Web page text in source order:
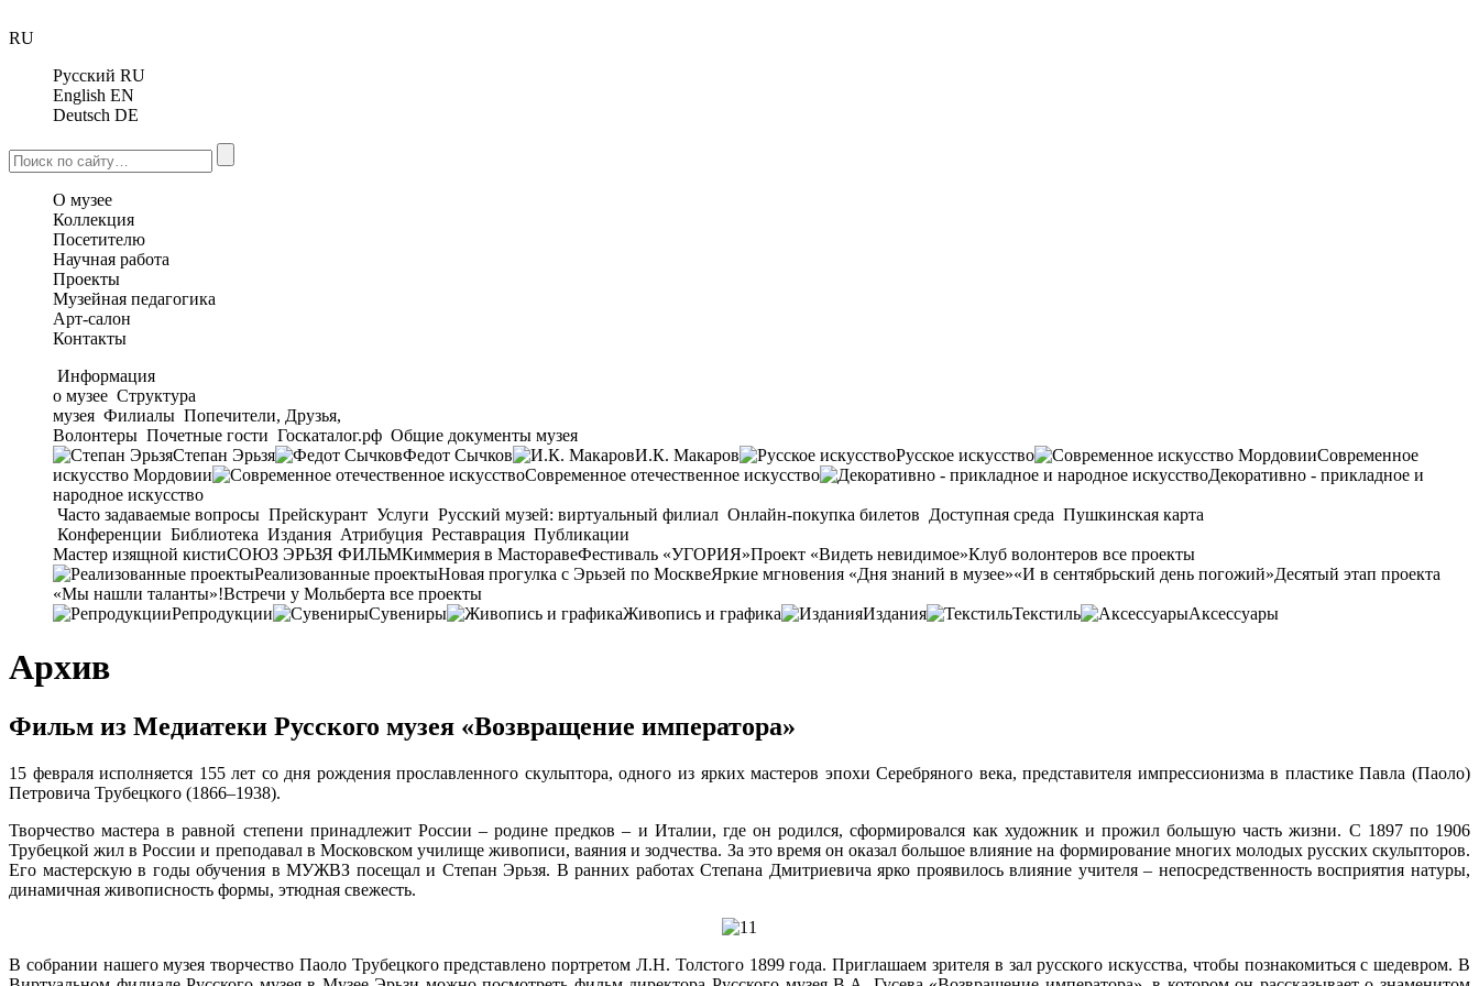
RU
Русский RU
English EN
Deutsch DE
О музее
Коллекция
Посетителю
Научная работа
Проекты
Музейная педагогика
Арт-салон
Контакты
Информация
о музее Структура
музея Филиалы Попечители, Друзья,
Волонтеры Почетные гости Госкаталог.рф Общие документы музея
Степан Эрьзя
Федот Сычков И.К. Макаров Русское искусство
Современное
искусство Мордовии
Современное отечественное искусство
Декоративно - прикладное и
народное искусство
Часто задаваемые вопросы Прейскурант Услуги Русский музей: виртуальный филиал Онлайн-покупка билетов Доступная среда Пушкинская карта
Конференции Библиотека Издания Атрибуция Реставрация Публикации
Мастер изящной кистиСОЮЗ ЭРЬЗЯ ФИЛЬМКиммерия в МасторавеФестиваль «УГОРИЯ»Проект «Видеть невидимое»Клуб волонтеров все проекты
Реализованные проектыНовая прогулка с Эрьзей по МосквеЯркие мгновения «Дня знаний в музее»«И в сентябрьский день погожий»Десятый этап проекта
«Мы нашли таланты»!Встречи у Мольберта все проекты
Репродукции
Сувениры Живопись и графика Издания Текстиль Аксессуары
Архив
Фильм из Медиатеки Русского музея «Возвращение императора»
15 февраля исполняется 155 лет со дня рождения прославленного скульптора, одного из ярких мастеров эпохи Серебряного века, представителя импрессионизма в пластике Павла (Паоло)
Петровича Трубецкого (1866–1938).
Творчество мастера в равной степени принадлежит России – родине предков – и Италии, где он родился, сформировался как художник и прожил большую часть жизни. С 1897 по 1906
Трубецкой жил в России и преподавал в Московском училище живописи, ваяния и зодчества. За это время он оказал большое влияние на формирование многих молодых русских скульпторов.
Его мастерскую в годы обучения в МУЖВЗ посещал и Степан Эрьзя. В ранних работах Степана Дмитриевича ярко проявилось влияние учителя – непосредственность восприятия натуры,
динамичная живописность формы, этюдная свежесть.
В собрании нашего музея творчество Паоло Трубецкого представлено портретом Л.Н. Толстого 1899 года. Приглашаем зрителя в зал русского искусства, чтобы познакомиться с шедевром. В